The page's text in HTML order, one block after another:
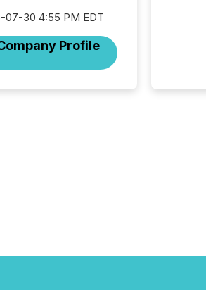
07-30 4:55 PM EDT
Profile
press